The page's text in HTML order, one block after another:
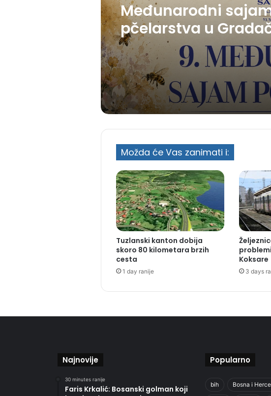
Međunarodni
pčelarstva u
okupit će više od 20
izlagača iz pet
Možda će Vas zanimati i:
Tuzlanski kanton dobija
skoro 80 kilometara brzih
cesta
1 day ranije
Koksare
3 days
Najnovije
30 minutes ranije
Faris Krkalić: Bosanski golman koji
Popularno
bih Bosna i